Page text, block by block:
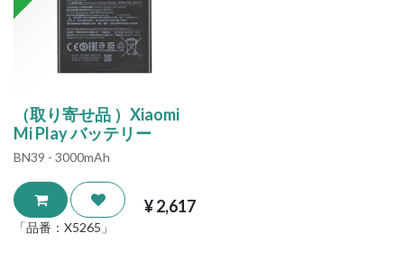
（取り寄せ品 ）Xiaomi
Mi Play バッテリー
BN39 - 3000mAh
¥2,617
「品番： X5265 」